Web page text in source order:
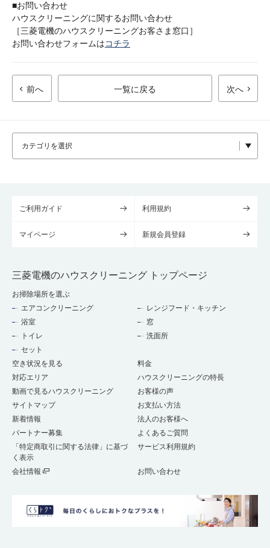
■お問い合わせ
ハウスクリーニングに関するお問い合わせ
［三菱電機のハウスクリーニングお客さま窓口］
お問い合わせフォームはコチラ
前へ 一覧に戻る 次へ
ご利用ガイド 利用規約
マイページ 新規会員登録
三菱電機のハウスクリーニング トップページ
お掃除場所を選ぶ
エアコンクリーニング
レンジフード・キッチン
浴室
窓
トイレ
洗面所
セット
空き状況を見る
料金
対応エリア
ハウスクリーニングの特長
動画で見るハウスクリーニング
お客様の声
サイトマップ
お支払い方法
新着情報
法人のお客様へ
パートナー募集
よくあるご質問
「特定商取引に関する法律」に基づ
く表示
サービス利用規約
会社情報 お問い合わせ